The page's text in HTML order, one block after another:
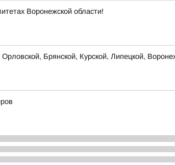
Воронежской области!
Брянской, Курской, Липецкой,